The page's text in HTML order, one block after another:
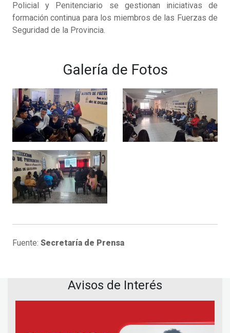
Policial y Penitenciario se gestionan iniciativas de
formación continua para los miembros de las Fuerzas de
Seguridad de la Provincia.
Galería de Fotos
Fuente: Secretaría de Prensa
Avisos de Interés